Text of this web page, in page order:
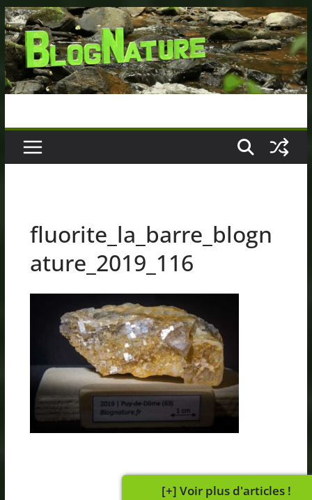
Passer
au
contenu
fluorite_la_barre_blogn
ature_2019_116